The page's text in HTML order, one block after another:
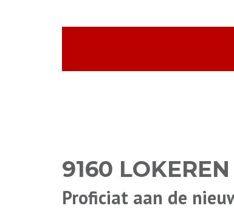
9160 LOKEREN
Proficiat aan de